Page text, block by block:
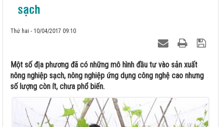
sạch
Thứ hai - 10/04/2017 09:10
Một số địa phương đã có những mô hình đầu tư vào sản xuất
nông nghiệp sạch, nông nghiệp ứng dụng công nghệ cao nhưng
số lượng còn ít, chưa phổ biến.